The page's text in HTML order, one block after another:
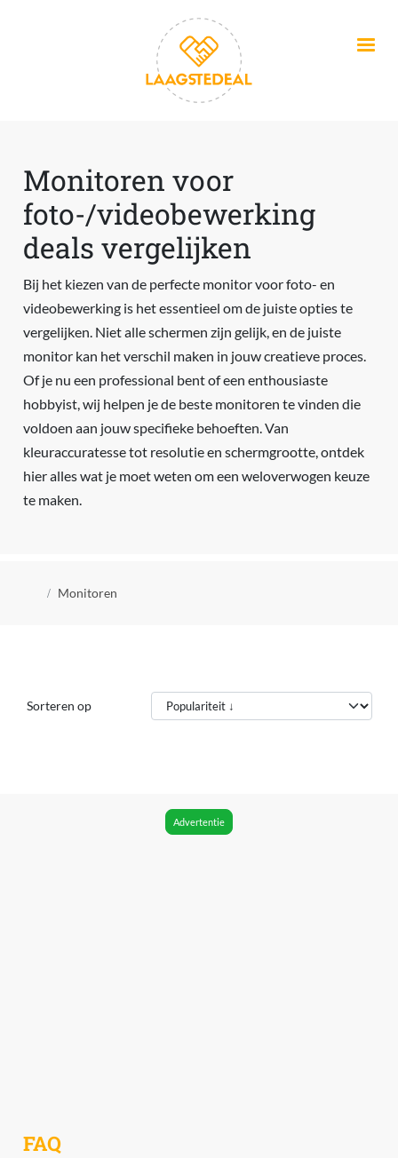
Monitoren voor
foto-/videobewerking
deals vergelijken
Bij het kiezen van de perfecte monitor voor foto- en
videobewerking is het essentieel om de juiste opties te
vergelijken. Niet alle schermen zijn gelijk, en de juiste
monitor kan het verschil maken in jouw creatieve proces.
Of je nu een professional bent of een enthousiaste
hobbyist, wij helpen je de beste monitoren te vinden die
voldoen aan jouw specifieke behoeften. Van
kleuraccuratesse tot resolutie en schermgrootte, ontdek
hier alles wat je moet weten om een weloverwogen keuze
te maken.
Kruimelpad
Monitoren
Sorteren op
Advertentie
FAQ